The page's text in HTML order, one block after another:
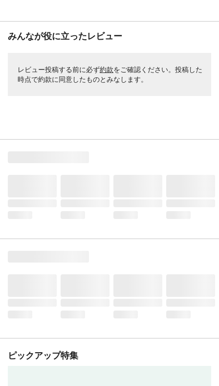
みんなが役に立ったレビュー
レビュー投稿する前に必ず約款をご確認ください。投稿した
時点で約款に同意したものとみなします。
ピックアップ特集